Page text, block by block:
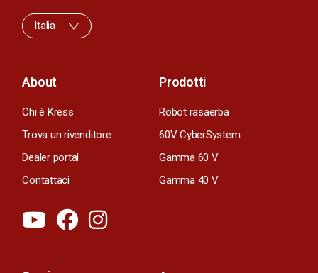
About
Chi è Kress
Trova un rivenditore
Dealer portal
Contattaci
Prodotti
Robot rasaerba
60V CyberSystem
Gamma 60 V
Gamma 40 V
Italia